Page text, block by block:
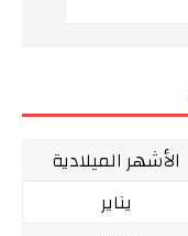
الأشهر الميلادية
يناير